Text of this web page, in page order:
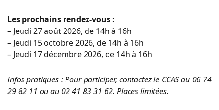
Les prochains rendez-vous :
– Jeudi 27 août 2026, de 14h à 16h
– Jeudi 15 octobre 2026, de 14h à 16h
– Jeudi 17 décembre 2026, de 14h à 16h
Infos pratiques : Pour participer, contactez le CCAS au 06 74
29 82 11 ou au 02 41 83 31 62. Places limitées.